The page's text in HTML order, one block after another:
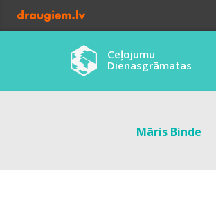
Ceļojumu
Dienasgrāmatas
Māris Binde